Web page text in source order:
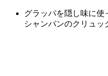
グラッパを隠し味に使
シャンパンのクリュッ